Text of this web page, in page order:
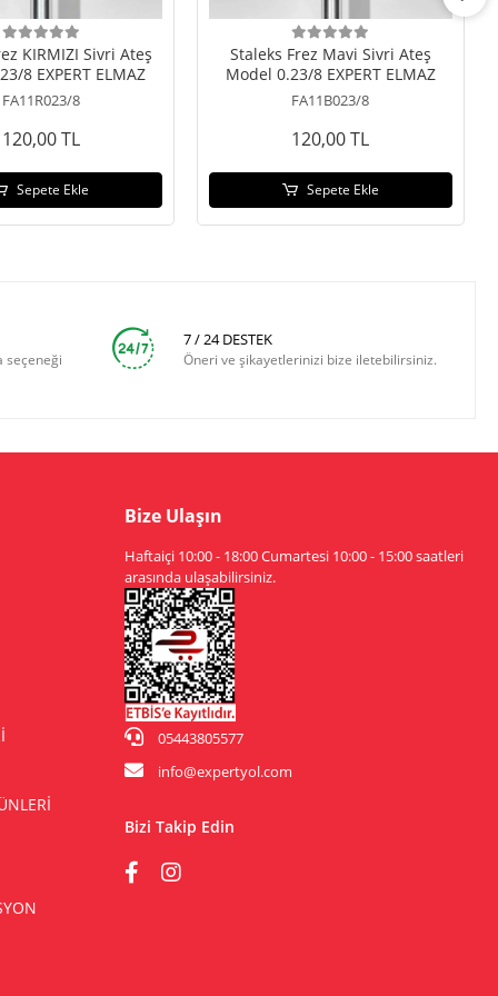
KIRMIZI Sivri Ateş
8 EXPERT ELMAZ
FA11R023/8
120,00 TL
Sepete Ekle
Staleks Frez Mavi Sivri Ateş
Model 0.23/8 EXPERT ELMAZ
FA11B023/8
120,00 TL
Sepete Ekle
seçeneği
7 / 24 DESTEK
Öneri ve şikayetlerinizi bize iletebilirsiniz.
Bize Ulaşın
Haftaiçi 10:00 - 18:00 Cumartesi 10:00 - 15:00 saatleri
arasında ulaşabilirsiniz.
05443805577
info@expertyol.com
Bizi Takip Edin